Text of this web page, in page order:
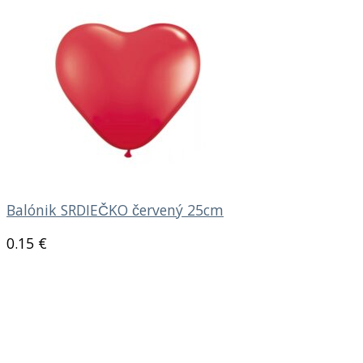
Balónik SRDIEČKO červený 25cm
0.15 €